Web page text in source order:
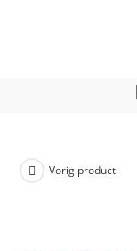
Vorig product